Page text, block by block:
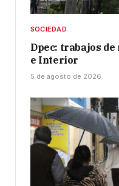
SOCIEDAD
Dpec: trabajos
e Interior
5 de agosto de 2026